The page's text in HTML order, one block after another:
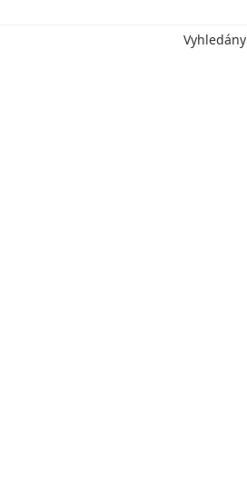
Vyhledány